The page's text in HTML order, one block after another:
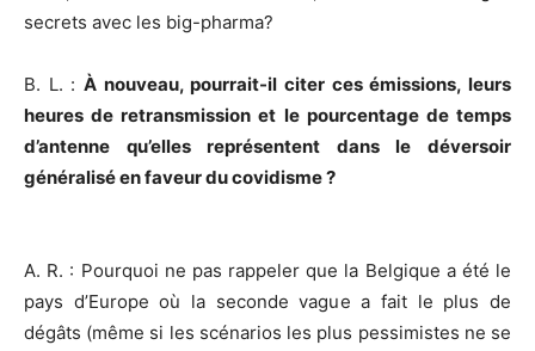
secrets avec les big-pharma?
B. L. : À nouveau, pourrait-il citer ces émissions, leurs
heures de retransmission et le pourcentage de temps
d’antenne qu’elles représentent dans le déversoir
généralisé en faveur du covidisme ?
A. R. : Pourquoi ne pas rappeler que la Belgique a été le
pays d’Europe où la seconde vague a fait le plus de
dégâts (même si les scénarios les plus pessimistes ne se